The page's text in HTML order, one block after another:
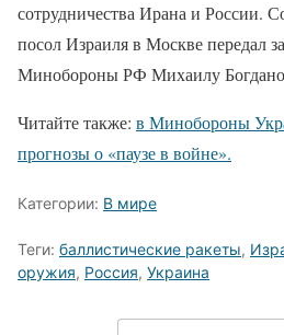
сотрудничества Ирана и России.
посол Израиля в Москве передал
Минобороны РФ Михаилу
Читайте также: в Минобороны
прогнозы о «паузе в войне».
Категории: В мире
Теги: баллистические ракеты,
оружия, Россия, Украина